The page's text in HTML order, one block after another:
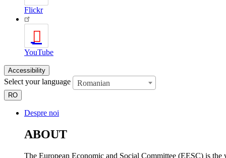
Flickr
YouTube
Accessibility
Select your language Romanian
RO
Despre noi
ABOUT
The European Economic and Social Committee (EESC) is